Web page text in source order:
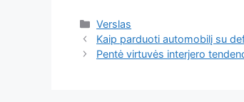
Kategorijos
Verslas
Kaip parduoti automobilį su
Pentė virtuvės interjero